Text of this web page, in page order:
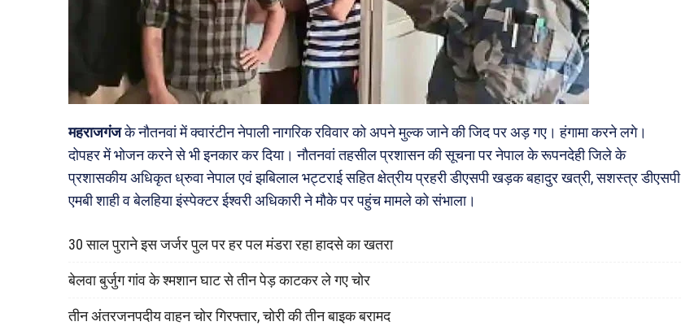
महराजगंजके नौतनवां में क्वारंटीन नेपाली नागरिक रविवार को अपने मुल्क जाने की जिद पर अड़ गए। हंगामा करने लगे।
दोपहर में भोजन करने से भी इनकार कर दिया। नौतनवां तहसील प्रशासन की सूचना पर नेपाल के रूपनदेही जिले के
प्रशासकीय अधिकृत ध्रुवा नेपाल एवं झबिलाल भट्टराई सहित क्षेत्रीय प्रहरी डीएसपी खड़क बहादुर खत्री, सशस्त्र डीएसपी
एमबी शाही व बेलहिया इंस्पेक्टर ईश्वरी अधिकारी ने मौके पर पहुंच मामले को संभाला।
30 साल पुराने इस जर्जर पुल पर हर पल मंडरा रहा हादसे का खतरा
बेलवा बुर्जुग गांव के श्मशान घाट से तीन पेड़ काटकर ले गए चोर
तीन अंतरजनपदीय वाहन चोर गिरफ्तार, चोरी की तीन बाइक बरामद